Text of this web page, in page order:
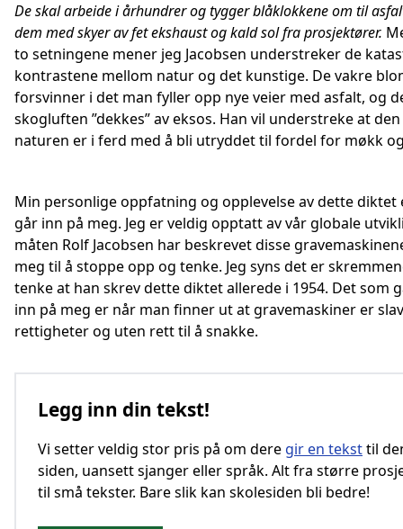
De skal arbeide i århundrer og tygger blåklokkene om til
dem med skyer av fet ekshaust og kald sol fra prosjektører.
to setningene mener jeg Jacobsen understreker de
kontrastene mellom natur og det kunstige. De vakre
forsvinner i det man fyller opp nye veier med asfalt, og
skogluften ”dekkes” av eksos. Han vil understreke at
naturen er i ferd med å bli utryddet til fordel for møkk
Min personlige oppfatning og opplevelse av dette diktet
går inn på meg. Jeg er veldig opptatt av vår globale
måten Rolf Jacobsen har beskrevet disse
meg til å stoppe opp og tenke. Jeg syns det er
tenke at han skrev dette diktet allerede i 1954. Det som
inn på meg er når man finner ut at gravemaskiner er
rettigheter og uten rett til å snakke.
Legg inn din tekst!
Vi setter veldig stor pris på om dere gir en teksttil
siden, uansett sjanger eller språk. Alt fra større
til små tekster. Bare slik kan skolesiden bli bedre!